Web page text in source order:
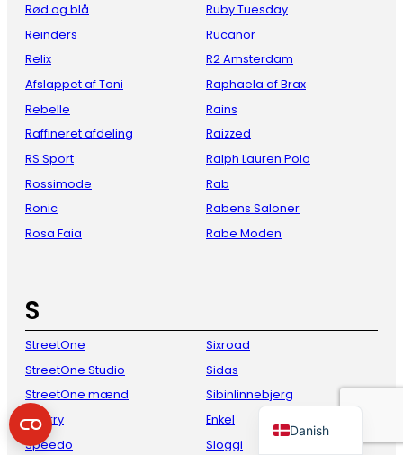
Rød og blå
Reinders
Relix
Afslappet af Toni
Rebelle
Raffineret afdeling
RS Sport
Rossimode
Ronic
Rosa Faia
Ruby Tuesday
Rucanor
R2 Amsterdam
Raphaela af Brax
Rains
Raizzed
Ralph Lauren Polo
Rab
Rabens Saloner
Rabe Moden
S
StreetOne
StreetOne Studio
StreetOne mænd
Sperry
Speedo
Sixroad
Sidas
Sibinlinnebjerg
Enkel
Sloggi
Danish
Dutch